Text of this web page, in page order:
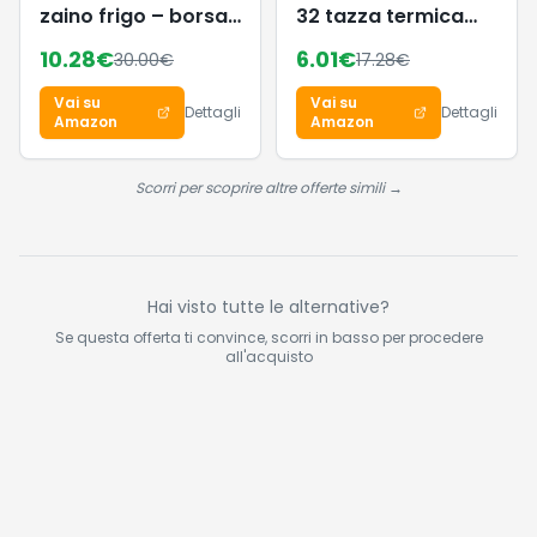
zaino frigo – borsa
retrò, zaino leggero
per spiaggia, picnic,
campeggio,
outdoor – ottimo
isolamento
10.28€30.00€
Vai su
Amazon
Dettagli
32 tazza termica
inox con cannuccia
– borraccia
ermetica adatta a
bevande gassate,
senza BPA –
mantiene le
perfetta fuori casa
6.01€17.28€
Vai su
Amazon
Dettagli
Scorri per scoprire altre offerte simili →
Hai visto tutte le alternative?
Se questa offerta ti convince, scorri in basso per procedere
all'acquisto